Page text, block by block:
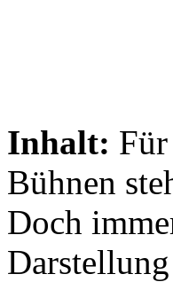
Inhalt:
Bühnen
Doch